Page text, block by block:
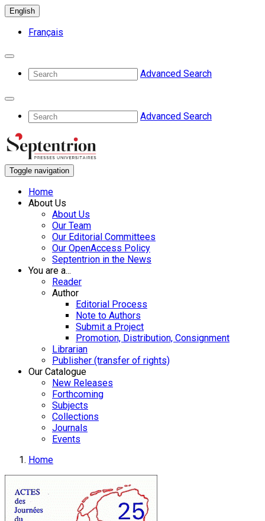
English
Français
Advanced Search
Advanced Search
Toggle navigation
Home
About Us
About Us
Our Team
Our Editorial Committees
Our OpenAccess Policy
Septentrion in the News
You are a...
Reader
Author
Editorial Process
Note to Authors
Submit a Project
Promotion, Distribution, Consignment
Librarian
Publisher (transfer of rights)
Our Catalogue
New Releases
Forthcoming
Subjects
Collections
Journals
Events
Home